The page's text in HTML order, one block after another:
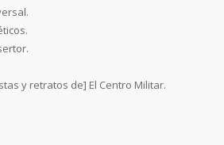
y retratos de] El Centro Militar.